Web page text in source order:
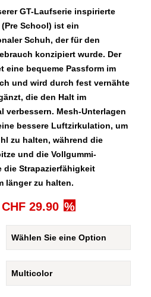
GT-Laufserie inspirierte
(Pre School) ist ein
Schuh, der für den
konzipiert wurde. Der
eine bequeme Passform im
und wird durch fest vernähte
die den Halt im
verbessern. Mesh-Unterlagen
bessere Luftzirkulation, um
zu halten, während die
und die Vollgummi-
die Strapazierfähigkeit
länger zu halten.
Ursprünglicher
war:
CHF 59.90
CHF29.90
Aktueller
ist:
CHF 29.90.